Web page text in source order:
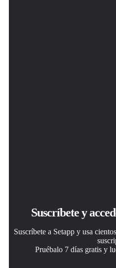
Suscríbete y
Suscríbete a Setapp y usa
Pruébalo 7 días gratis y